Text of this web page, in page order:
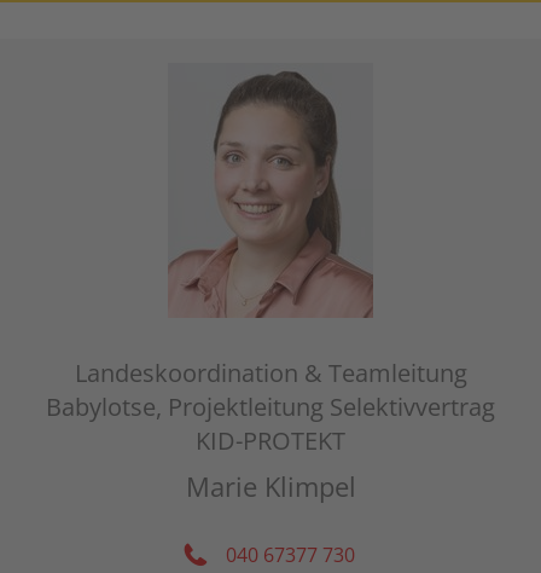
Landeskoordination & Teamleitung
Babylotse, Projektleitung Selektivvertrag
KID-PROTEKT
Marie Klimpel
040 67377 730